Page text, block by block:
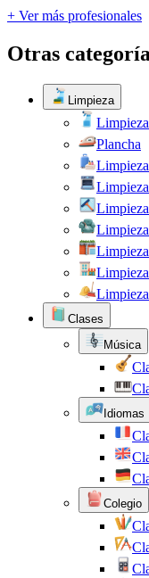
+ Ver más profesionales
Otras
Limpieza
Plancha
Clases
Música
Idiomas
Colegio